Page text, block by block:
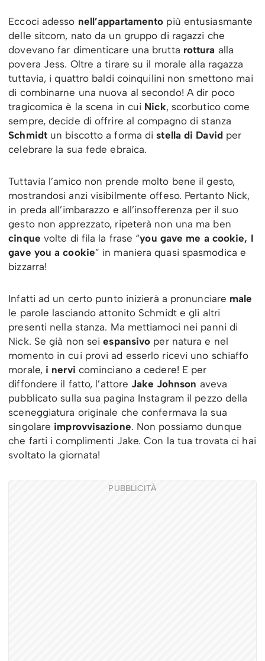
Eccoci adesso nell’appartamento più entusiasmante
delle sitcom, nato da un gruppo di ragazzi che
dovevano far dimenticare una brutta rottura alla
povera Jess. Oltre a tirare su il morale alla ragazza
tuttavia, i quattro baldi coinquilini non smettono mai
di combinarne una nuova al secondo! A dir poco
tragicomica è la scena in cui Nick, scorbutico come
sempre, decide di offrire al compagno di stanza
Schmidtun biscotto a forma distella di Davidper
celebrare la sua fede ebraica.
Tuttavia l’amico non prende molto bene il gesto,
mostrandosi anzi visibilmente offeso. Pertanto Nick,
in preda all’imbarazzo e all’insofferenza per il suo
gesto non apprezzato, ripeterà non una ma ben
cinque volte di fila la frase “you gave me a cookie, I
gave you a cookie” in maniera quasi spasmodica e
bizzarra!
Infatti ad un certo punto inizierà a pronunciare male
le parole lasciando attonito Schmidt e gli altri
presenti nella stanza. Ma mettiamoci nei panni di
Nick. Se già non seiespansivo per natura e nel
momento in cui provi ad esserlo ricevi uno schiaffo
morale,i nervi cominciano a cedere! E per
diffondere il fatto, l’attore Jake Johnson aveva
pubblicato sulla sua pagina Instagram il pezzo della
sceneggiatura originale che confermava la sua
singolare improvvisazione. Non possiamo dunque
che farti i complimenti Jake. Con la tua trovata ci hai
svoltato la giornata!
PUBBLICITÀ